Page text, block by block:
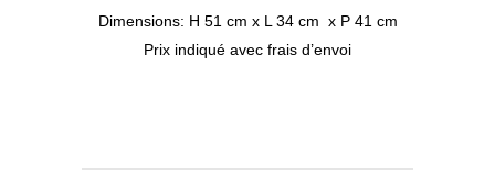
Dimensions: H 51 cm x L 34 cm x P 41 cm
Prix indiqué avec frais d’envoi